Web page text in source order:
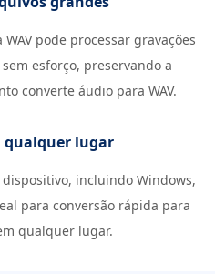
pode processar gravações
esforço, preservando a
converte áudio para WAV.
qualquer lugar
incluindo Windows,
para conversão rápida para
qualquer lugar.